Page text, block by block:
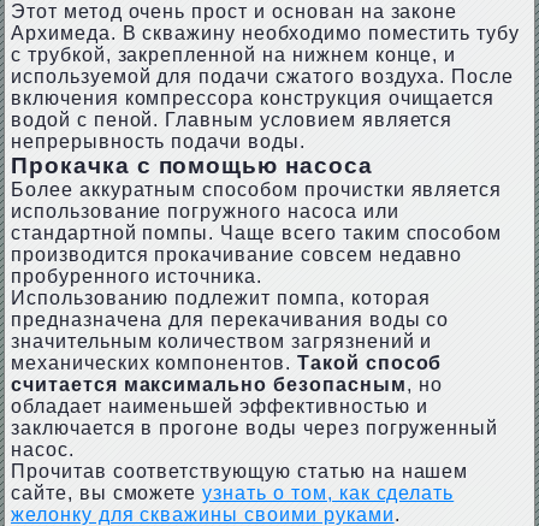
Этот метод очень прост и основан на законе
Архимеда. В скважину необходимо поместить тубу
с трубкой, закрепленной на нижнем конце, и
используемой для подачи сжатого воздуха. После
включения компрессора конструкция очищается
водой с пеной. Главным условием является
непрерывность подачи воды.
Прокачка с помощью насоса
Более аккуратным способом прочистки является
использование погружного насоса или
стандартной помпы. Чаще всего таким способом
производится прокачивание совсем недавно
пробуренного источника.
Использованию подлежит помпа, которая
предназначена для перекачивания воды со
значительным количеством загрязнений и
механических компонентов. Такой способ
считается максимально безопасным, но
обладает наименьшей эффективностью и
заключается в прогоне воды через погруженный
насос.
Прочитав соответствующую статью на нашем
сайте, вы сможетеузнать о том, как сделать
желонку для скважины своими руками.